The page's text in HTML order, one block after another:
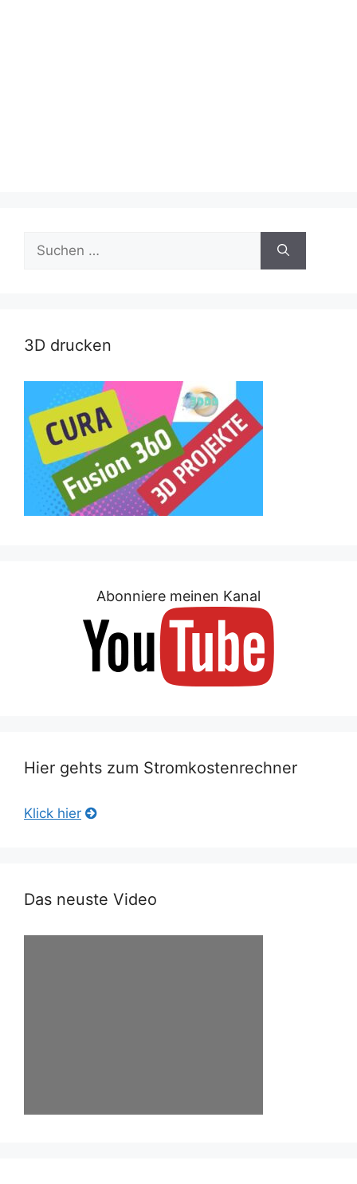
nach:
3D drucken
Abonniere meinen Kanal
Hier gehts zum Stromkostenrechner
Klick hier
Das neuste Video